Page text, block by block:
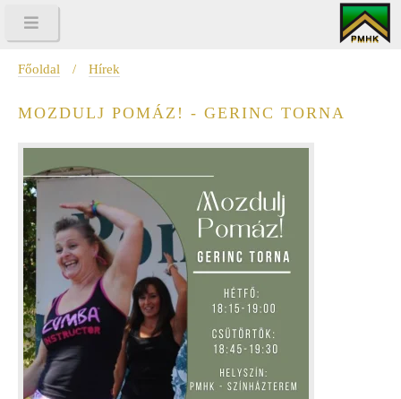
Főoldal / Hírek
MOZDULJ POMÁZ! - GERINC TORNA